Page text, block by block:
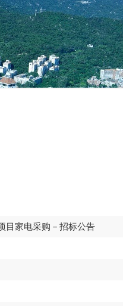
目家电采购－招标公告